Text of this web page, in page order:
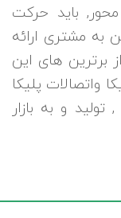
باید حرکت
به مشتری ارائه
برترین های این
واتصالات پلیکا
و به بازار